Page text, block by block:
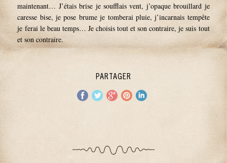
maintenant… J’étais brise je soufflais vent, j’opaque brouillard je
caresse bise, je pose brume je tomberai pluie, j’incarnais tempête
je ferai le beau temps… Je choisis tout et son contraire, je suis tout
et son contraire.
PARTAGER